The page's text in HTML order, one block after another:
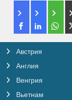
Австрия
Англия
Венгрия
Вьетнам